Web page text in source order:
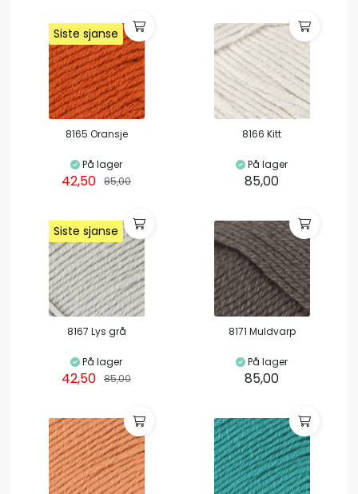
Siste sjanse
Siste sjanse
8165 Oransje
På lager
42,50 85,00
8166 Kitt
På lager
85,00
Siste sjanse
Siste sjanse
8167 Lys grå
På lager
42,50 85,00
8171 Muldvarp
På lager
85,00